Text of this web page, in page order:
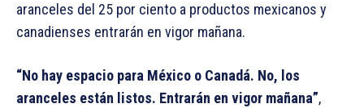
aranceles del 25 por ciento a productos mexicanos y
canadienses entrarán en vigor mañana.
“No hay espacio para México o Canadá. No, los
aranceles están listos. Entrarán en vigor mañana”,